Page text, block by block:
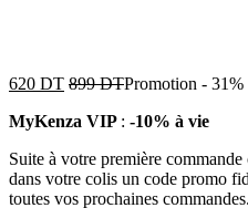
620 DT 899DTPromotion - 31%
MyKenza VIP : -10% à vie
Suite à votre première
dans votre colis un code promo
toutes vos prochaines commandes.